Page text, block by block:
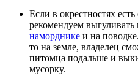
Если в окрестностях
рекомендуем
наморднике и на
то на земле, владелец
питомца подальше и
мусорку.